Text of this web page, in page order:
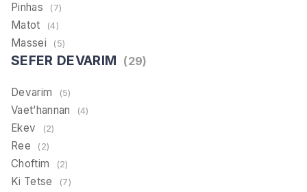
Pinhas (7)
Matot (4)
Massei (5)
SEFER DEVARIM (29)
Devarim (5)
Vaet’hannan (4)
Ekev (2)
Ree (2)
Choftim (2)
Ki Tetse (7)